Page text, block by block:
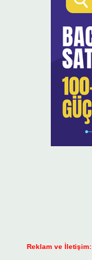
Reklam ve İletişim: